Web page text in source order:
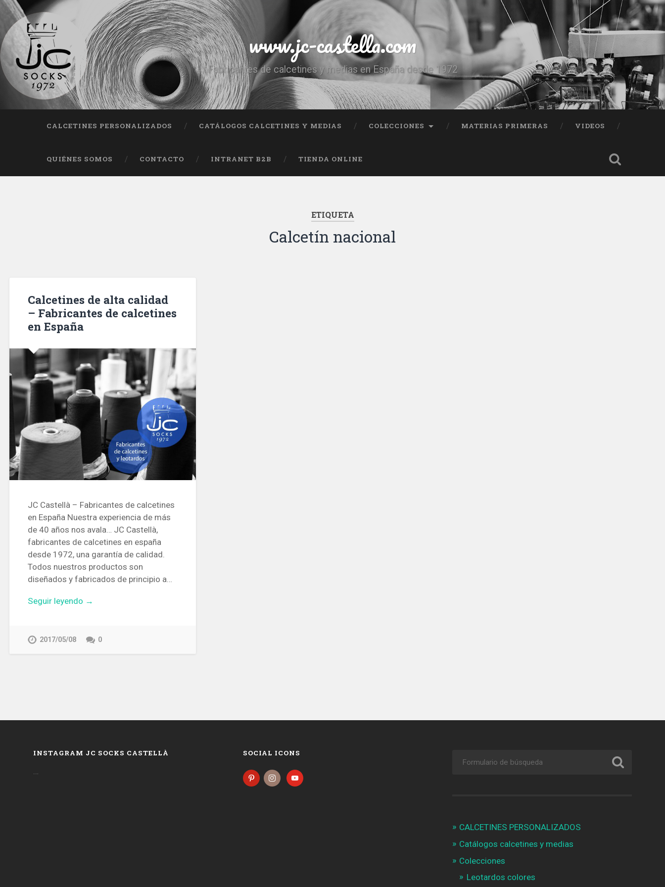
www.jc-castella.com
Fabricantes de calcetines y medias en España desde 1972
CALCETINES PERSONALIZADOS CATÁLOGOS CALCETINES Y MEDIAS COLECCIONES MATERIAS PRIMERAS VIDEOS
QUIÉNES SOMOS CONTACTO INTRANET B2B TIENDA ONLINE
ETIQUETA
Calcetín nacional
Calcetines de alta calidad
– Fabricantes de calcetines
en España
JC Castellà – Fabricantes de calcetines
en España Nuestra experiencia de más
de 40 años nos avala… JC Castellà,
fabricantes de calcetines en españa
desde 1972, una garantía de calidad.
Todos nuestros productos son
diseñados y fabricados de principio a…
Seguir leyendo →
2017/05/08 0
INSTAGRAM JC SOCKS CASTELLÀ SOCIAL ICONS
CALCETINES PERSONALIZADOS
Catálogos calcetines y medias
Colecciones
Leotardos colores